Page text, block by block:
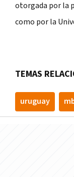
otorgada por la
como por la
TEMAS
uruguay